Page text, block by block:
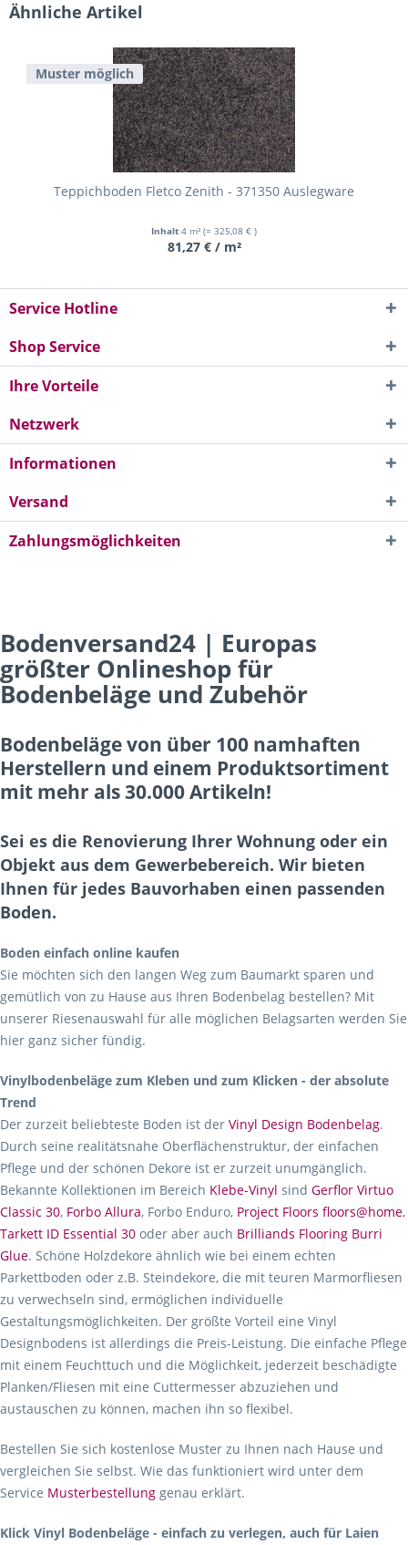
Ähnliche Artikel
Muster möglich
Teppichboden Fletco Zenith - 371350 Auslegware
Inhalt 4 m² (= 325,08 € )
81,27 € / m²
Service Hotline
Shop Service
Ihre Vorteile
Netzwerk
Informationen
Versand
Zahlungsmöglichkeiten
Bodenversand24 | Europas
größter Onlineshop für
Bodenbeläge und Zubehör
Bodenbeläge von über 100 namhaften
Herstellern und einem Produktsortiment
mit mehr als 30.000 Artikeln!
Sei es die Renovierung Ihrer Wohnung oder ein
Objekt aus dem Gewerbebereich. Wir bieten
Ihnen für jedes Bauvorhaben einen passenden
Boden.
Boden einfach online kaufen
Sie möchten sich den langen Weg zum Baumarkt sparen und
gemütlich von zu Hause aus Ihren Bodenbelag bestellen? Mit
unserer Riesenauswahl für alle möglichen Belagsarten werden Sie
hier ganz sicher fündig.
Vinylbodenbeläge zum Kleben und zum Klicken - der absolute
Trend
Der zurzeit beliebteste Boden ist der Vinyl Design Bodenbelag.
Durch seine realitätsnahe Oberflächenstruktur, der einfachen
Pflege und der schönen Dekore ist er zurzeit unumgänglich.
Bekannte Kollektionen im Bereich Klebe-Vinyl sind Gerflor Virtuo
Classic 30, Forbo Allura, Forbo Enduro, Project Floors floors@home,
Tarkett ID Essential 30 oder aber auch Brilliands Flooring Burri
Glue. Schöne Holzdekore ähnlich wie bei einem echten
Parkettboden oder z.B. Steindekore, die mit teuren Marmorfliesen
zu verwechseln sind, ermöglichen individuelle
Gestaltungsmöglichkeiten. Der größte Vorteil eine Vinyl
Designbodens ist allerdings die Preis-Leistung. Die einfache Pflege
mit einem Feuchttuch und die Möglichkeit, jederzeit beschädigte
Planken/Fliesen mit eine Cuttermesser abzuziehen und
austauschen zu können, machen ihn so flexibel.
Bestellen Sie sich kostenlose Muster zu Ihnen nach Hause und
vergleichen Sie selbst. Wie das funktioniert wird unter dem
Service Musterbestellung genau erklärt.
Klick Vinyl Bodenbeläge - einfach zu verlegen, auch für Laien